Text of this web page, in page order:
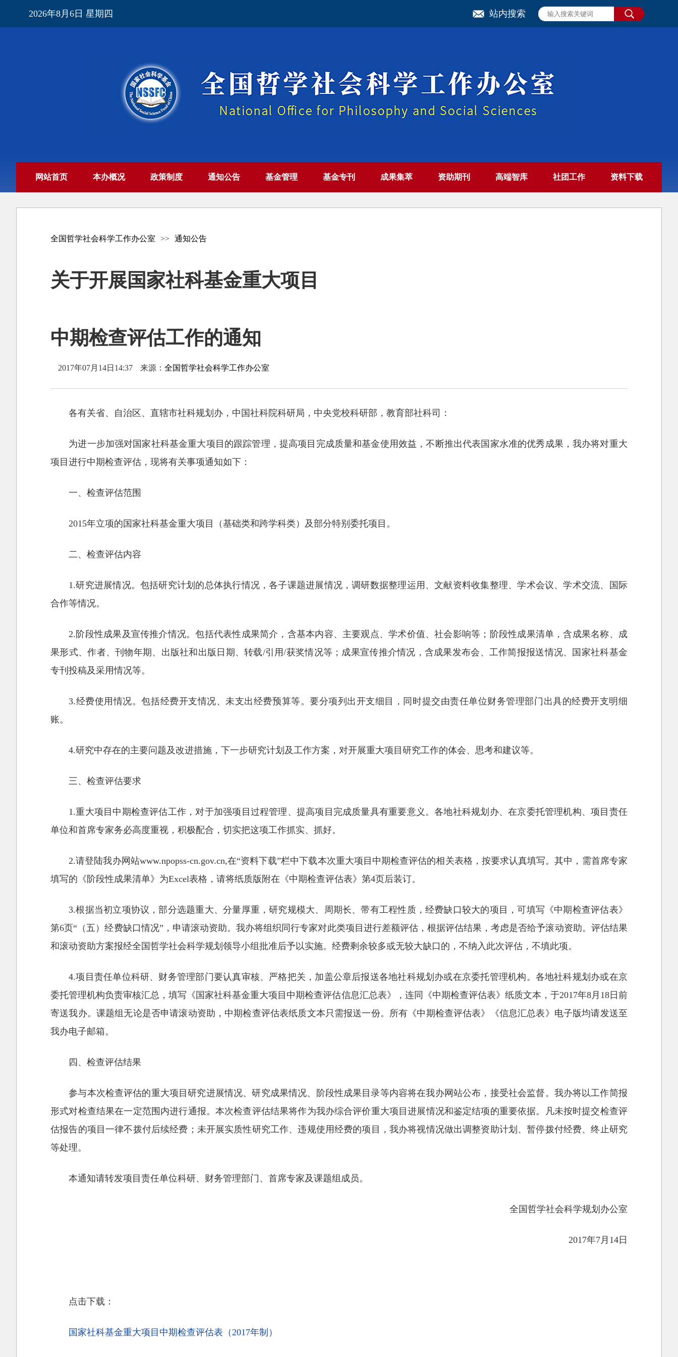
2026年8月6日 星期四 站内搜索
网站首页 本办概况 政策制度 通知公告 基金管理 基金专刊 成果集萃 资助期刊 高端智库 社团工作 资料下载
全国哲学社会科学工作办公室 >> 通知公告
关于开展国家社科基金重大项目
中期检查评估工作的通知
2017年07月14日14:37 来源：全国哲学社会科学工作办公室
各有关省、自治区、直辖市社科规划办，中国社科院科研局，中央党校科研部，教育部社科司：
为进一步加强对国家社科基金重大项目的跟踪管理，提高项目完成质量和基金使用效益，不断推出代表国家水准的优秀成果，我办将对重大
项目进行中期检查评估，现将有关事项通知如下：
一、检查评估范围
2015年立项的国家社科基金重大项目（基础类和跨学科类）及部分特别委托项目。
二、检查评估内容
1.研究进展情况。包括研究计划的总体执行情况，各子课题进展情况，调研数据整理运用、文献资料收集整理、学术会议、学术交流、国际
合作等情况。
2.阶段性成果及宣传推介情况。包括代表性成果简介，含基本内容、主要观点、学术价值、社会影响等；阶段性成果清单，含成果名称、成
果形式、作者、刊物年期、出版社和出版日期、转载/引用/获奖情况等；成果宣传推介情况，含成果发布会、工作简报报送情况、国家社科基金
专刊投稿及采用情况等。
3.经费使用情况。包括经费开支情况、未支出经费预算等。要分项列出开支细目，同时提交由责任单位财务管理部门出具的经费开支明细
账。
4.研究中存在的主要问题及改进措施，下一步研究计划及工作方案，对开展重大项目研究工作的体会、思考和建议等。
三、检查评估要求
1.重大项目中期检查评估工作，对于加强项目过程管理、提高项目完成质量具有重要意义。各地社科规划办、在京委托管理机构、项目责任
单位和首席专家务必高度重视，积极配合，切实把这项工作抓实、抓好。
2.请登陆我办网站www.npopss-cn.gov.cn,在“资料下载”栏中下载本次重大项目中期检查评估的相关表格，按要求认真填写。其中，需首席专家
填写的《阶段性成果清单》为Excel表格，请将纸质版附在《中期检查评估表》第4页后装订。
3.根据当初立项协议，部分选题重大、分量厚重，研究规模大、周期长、带有工程性质，经费缺口较大的项目，可填写《中期检查评估表》
第6页“（五）经费缺口情况”，申请滚动资助。我办将组织同行专家对此类项目进行差额评估，根据评估结果，考虑是否给予滚动资助。评估结果
和滚动资助方案报经全国哲学社会科学规划领导小组批准后予以实施。经费剩余较多或无较大缺口的，不纳入此次评估，不填此项。
4.项目责任单位科研、财务管理部门要认真审核、严格把关，加盖公章后报送各地社科规划办或在京委托管理机构。各地社科规划办或在京
委托管理机构负责审核汇总，填写《国家社科基金重大项目中期检查评估信息汇总表》，连同《中期检查评估表》纸质文本，于2017年8月18日前
寄送我办。课题组无论是否申请滚动资助，中期检查评估表纸质文本只需报送一份。所有《中期检查评估表》《信息汇总表》电子版均请发送至
我办电子邮箱。
四、检查评估结果
参与本次检查评估的重大项目研究进展情况、研究成果情况、阶段性成果目录等内容将在我办网站公布，接受社会监督。我办将以工作简报
形式对检查结果在一定范围内进行通报。本次检查评估结果将作为我办综合评价重大项目进展情况和鉴定结项的重要依据。凡未按时提交检查评
估报告的项目一律不拨付后续经费；未开展实质性研究工作、违规使用经费的项目，我办将视情况做出调整资助计划、暂停拨付经费、终止研究
等处理。
本通知请转发项目责任单位科研、财务管理部门、首席专家及课题组成员。
全国哲学社会科学规划办公室
2017年7月14日
点击下载：
国家社科基金重大项目中期检查评估表（2017年制）